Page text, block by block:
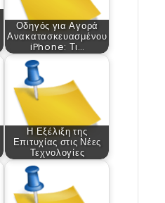
Οδηγός για Αγορά
Ανακατασκευασμένου
iPhone: Τι…
Η Εξέλιξη της
Επιτυχίας στις Νέες
Τεχνολογίες